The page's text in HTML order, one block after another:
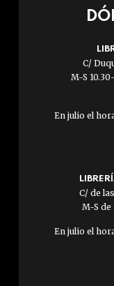
C/
M-S
En julio el
C/ de
M-S de
En julio el